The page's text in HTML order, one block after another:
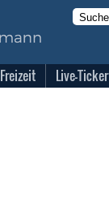
Freizeit Live-Ticker